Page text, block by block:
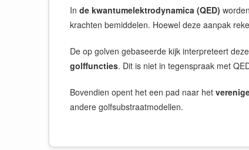
In de kwantumelektrodynamica (QED)
krachten bemiddelen. Hoewel deze aanpak
De op golven gebaseerde kijk interpreteert
golffuncties. Dit is niet in tegenspraak met
Bovendien opent het een pad naar het
andere golfsubstraatmodellen.